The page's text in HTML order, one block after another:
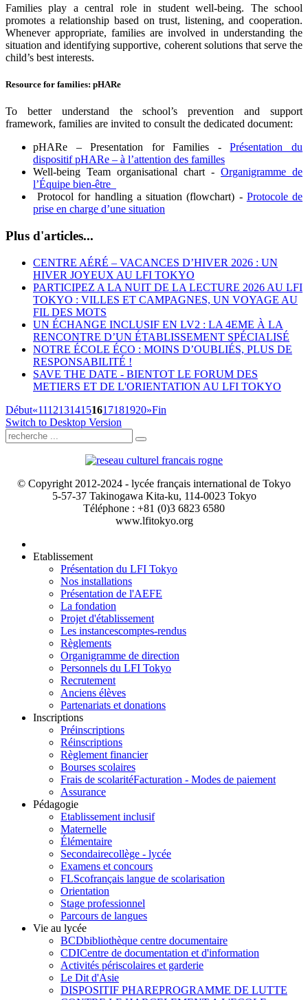
Families play a central role in student well-being. The school
promotes a relationship based on trust, listening, and cooperation.
Whenever appropriate, families are involved in understanding the
situation and identifying supportive, coherent solutions that serve the
child’s best interests.
Resource for families: pHARe
To better understand the school’s prevention and support
framework, families are invited to consult the dedicated document:
pHARe – Presentation for Families -Présentation du
dispositif pHARe – à l’attention des familles
Well-being Team organisational chart - Organigramme de
l’Équipe bien-être
Protocol for handling a situation (flowchart) - Protocole de
prise en charge d’une situation
Plus d'articles...
CENTRE AÉRÉ – VACANCES D’HIVER 2026 : UN
HIVER JOYEUX AU LFI TOKYO
PARTICIPEZ A LA NUIT DE LA LECTURE 2026 AU LFI
TOKYO : VILLES ET CAMPAGNES, UN VOYAGE AU
FIL DES MOTS
UN ÉCHANGE INCLUSIF EN LV2 : LA 4EME À LA
RENCONTRE D’UN ÉTABLISSEMENT SPÉCIALISÉ
NOTRE ÉCOLE ÉCO : MOINS D’OUBLIÉS, PLUS DE
RESPONSABILITÉ !
SAVE THE DATE - BIENTOT LE FORUM DES
METIERS ET DE L'ORIENTATION AU LFI TOKYO
Début«11121314151617181920»Fin
Switch to Desktop Version
© Copyright 2012-2024 - lycée français international de Tokyo
5-57-37 Takinogawa Kita-ku, 114-0023 Tokyo
Téléphone : +81 (0)3 6823 6580
www.lfitokyo.org
Etablissement
Présentation du LFI Tokyo
Nos installations
Présentation de l'AEFE
La fondation
Projet d'établissement
Les instancescomptes-rendus
Règlements
Organigramme de direction
Personnels du LFI Tokyo
Recrutement
Anciens élèves
Partenariats et donations
Inscriptions
Préinscriptions
Réinscriptions
Règlement financier
Bourses scolaires
Frais de scolaritéFacturation - Modes de paiement
Assurance
Pédagogie
Etablissement inclusif
Maternelle
Élémentaire
Secondairecollège - lycée
Examens et concours
FLScofrançais langue de scolarisation
Orientation
Stage professionnel
Parcours de langues
Vie au lycée
BCDbibliothèque centre documentaire
CDICentre de documentation et d'information
Activités périscolaires et garderie
Le Dit d'Asie
DISPOSITIF PHAREPROGRAMME DE LUTTE